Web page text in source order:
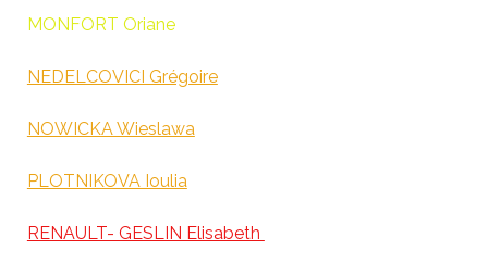
MONFORT Oriane
NEDELCOVICI Grégoire
NOWICKA Wieslawa
PLOTNIKOVA Ioulia
RENAULT- GESLIN Elisabeth